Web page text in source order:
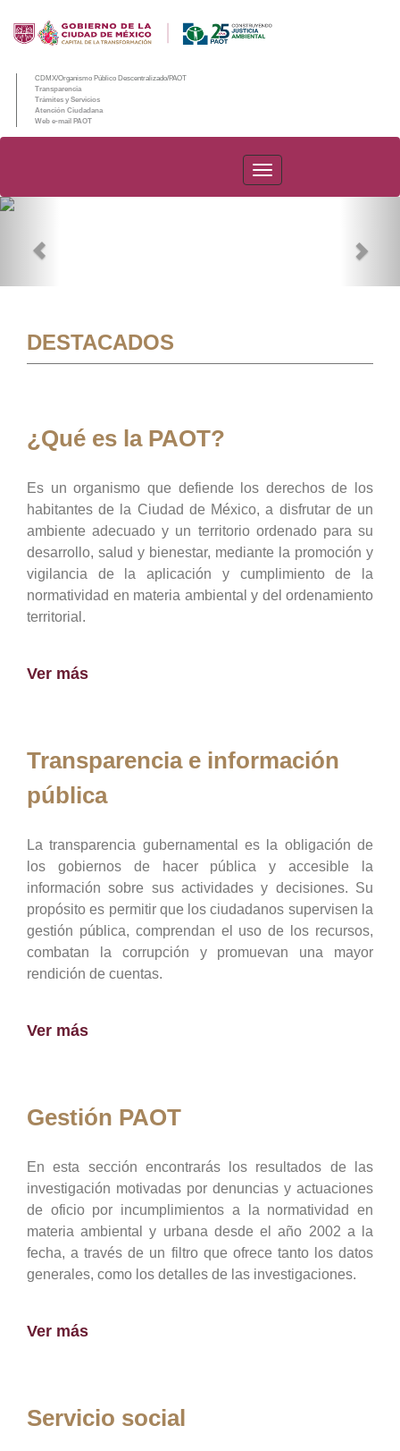
CDMX/Organismo Público Descentralizado/PAOT
Transparencia
Trámites y Servicios
Atención Ciudadana
Web e-mail PAOT
PAOT
DESTACADOS
¿Qué es la PAOT?
Es un organismo que defiende los derechos de los
habitantes de la Ciudad de México, a disfrutar de un
ambiente adecuado y un territorio ordenado para su
desarrollo, salud y bienestar, mediante la promoción y
vigilancia de la aplicación y cumplimiento de la
normatividad en materia ambiental y del ordenamiento
territorial.
Ver más
Transparencia e información
pública
La transparencia gubernamental es la obligación de
los gobiernos de hacer pública y accesible la
información sobre sus actividades y decisiones. Su
propósito es permitir que los ciudadanos supervisen la
gestión pública, comprendan el uso de los recursos,
combatan la corrupción y promuevan una mayor
rendición de cuentas.
Ver más
Gestión PAOT
En esta sección encontrarás los resultados de las
investigación motivadas por denuncias y actuaciones
de oficio por incumplimientos a la normatividad en
materia ambiental y urbana desde el año 2002 a la
fecha, a través de un filtro que ofrece tanto los datos
generales, como los detalles de las investigaciones.
Ver más
Servicio social